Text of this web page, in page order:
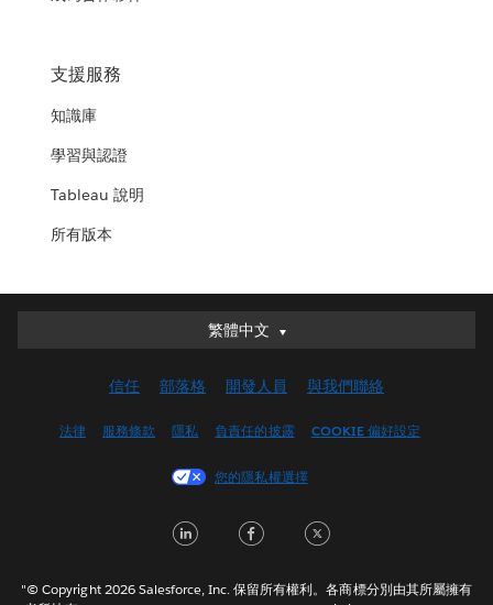
支援服務
知識庫
學習與認證
Tableau 說明
所有版本
繁體中文
繁體中文
English (UK)
Français (Canada)
Italiano
信任 部落格 開發人員 與我們聯絡
法律 服務條款 隱私 負責任的披露 COOKIE 偏好設定
您的隱私權選擇
LinkedInFacebook
"© Copyright 2026 Salesforce, Inc. 保留所有權利。各商標分別由其所屬擁有